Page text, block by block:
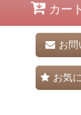
カー
お問
お気